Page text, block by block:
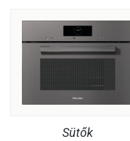
Sütők